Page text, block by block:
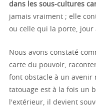
dans les sous-cultures
jamais vraiment ; elle
ou celle qui la porte, jour
Nous avons constaté
carte du pouvoir,
font obstacle à un
tatouage est à la fois un
l'extérieur, il devient